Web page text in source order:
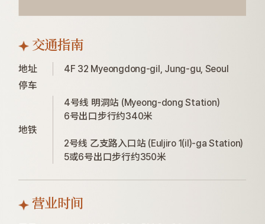
交通指南
地址
4F 32 Myeongdong-gil, Jung-gu, Seoul
停车
地铁
4号线 明洞站 (Myeong-dong Station)
6号出口步行约340米
2号线 乙支路入口站 (Euljiro 1(il)-ga Station)
5或6号出口步行约350米
营业时间